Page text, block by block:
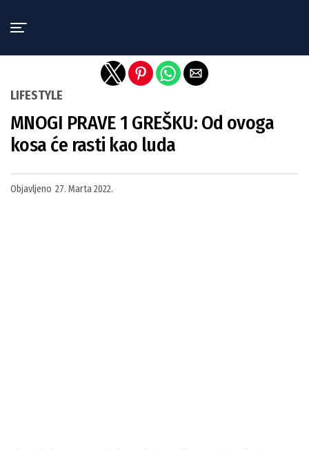
LIFESTYLE
MNOGI PRAVE 1 GREŠKU: Od ovoga
kosa će rasti kao luda
Objavljeno 27. Marta 2022.